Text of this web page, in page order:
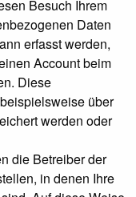
Besuch Ihrem
Daten
erfasst werden,
Account beim
Diese
über
werden oder
die Betreiber der
in denen Ihre